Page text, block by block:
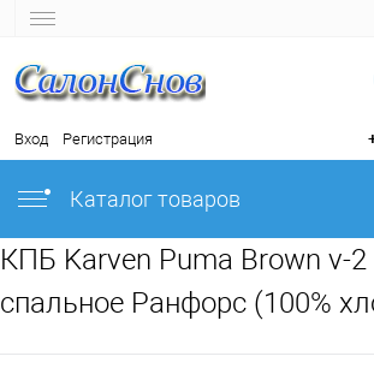
Вход Регистрация
Каталог товаров
КПБ Karven Puma Brown v-2
спальное Ранфорс (100%